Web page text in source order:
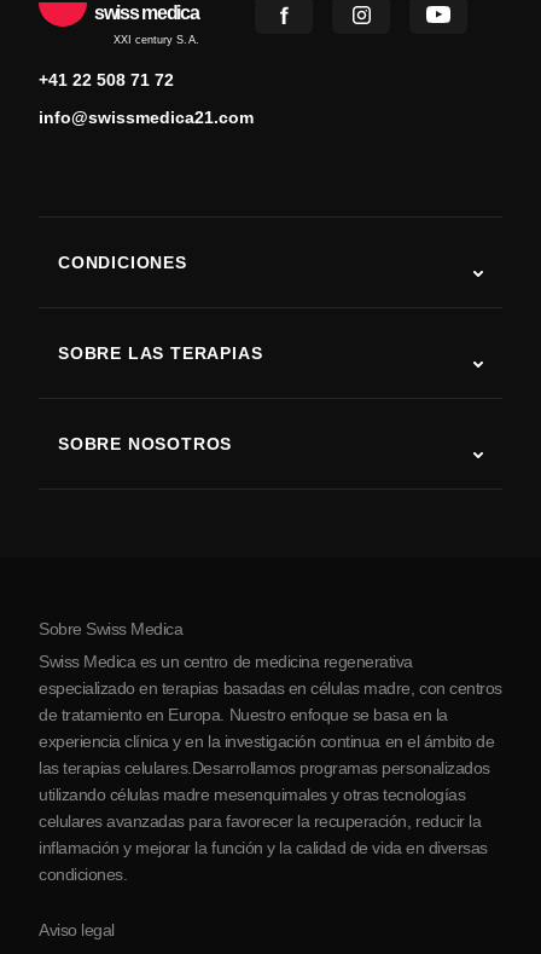
swiss medica
XXI century S.A.
+41 22 508 71 72
info@swissmedica21.com
CONDICIONES
Enfermedad de Parkinson
Artritis
SOBRE LAS TERAPIAS
SOBRE NOSOTROS
Sobre Serbia
Colaboraciones
Sobre Swiss Medica
Swiss Medica es un centro de medicina regenerativa
especializado en terapias basadas en células madre, con centros
de tratamiento en Europa. Nuestro enfoque se basa en la
experiencia clínica y en la investigación continua en el ámbito de
las terapias celulares.Desarrollamos programas personalizados
utilizando células madre mesenquimales y otras tecnologías
celulares avanzadas para favorecer la recuperación, reducir la
inflamación y mejorar la función y la calidad de vida en diversas
condiciones.
Aviso legal